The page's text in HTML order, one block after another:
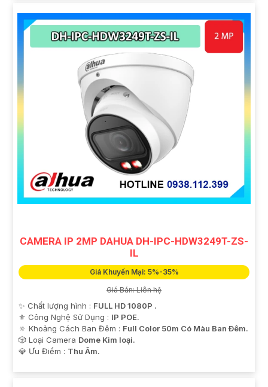
CAMERA IP 2MP DAHUA DH-IPC-HDW3249T-ZS-
IL
Giá Khuyến Mại: 5%-35%
Giá Bán: Liên hệ
✨ Chất lượng hình : FULL HD 1080P .
⚜️ Công Nghệ Sử Dụng : IP POE.
🔅 Khoảng Cách Ban Đêm : Full Color 50m Có Màu Ban Ðêm.
🎲 Loại Camera Dome Kim loại.
️💎 Ưu Điểm : Thu Âm.